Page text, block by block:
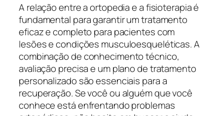
A relação entre a ortopedia e a fisioterapia é
fundamental para garantir um tratamento
eficaz e completo para pacientes com
lesões e condições musculoesqueléticas. A
combinação de conhecimento técnico,
avaliação precisa e um plano de tratamento
personalizado são essenciais para a
recuperação. Se você ou alguém que você
conhece está enfrentando problemas